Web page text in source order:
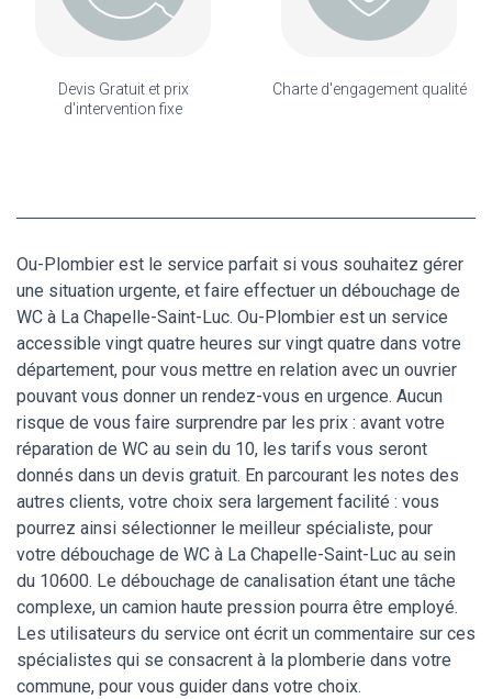
Devis Gratuit et prix
d'intervention fixe
Charte d'engagement qualité
Ou-Plombier est le service parfait si vous souhaitez gérer
une situation urgente, et faire effectuer un débouchage de
WC à La Chapelle-Saint-Luc. Ou-Plombier est un service
accessible vingt quatre heures sur vingt quatre dans votre
département, pour vous mettre en relation avec un ouvrier
pouvant vous donner un rendez-vous en urgence. Aucun
risque de vous faire surprendre par les prix : avant votre
réparation de WC au sein du 10, les tarifs vous seront
donnés dans un devis gratuit. En parcourant les notes des
autres clients, votre choix sera largement facilité : vous
pourrez ainsi sélectionner le meilleur spécialiste, pour
votre débouchage de WC à La Chapelle-Saint-Luc au sein
du 10600. Le débouchage de canalisation étant une tâche
complexe, un camion haute pression pourra être employé.
Les utilisateurs du service ont écrit un commentaire sur ces
spécialistes qui se consacrent à la plomberie dans votre
commune, pour vous guider dans votre choix.